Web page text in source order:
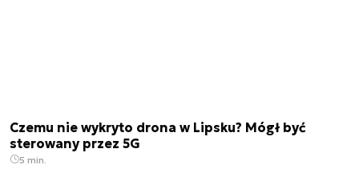
Czemu nie wykryto drona w Lipsku? Mógł być
sterowany przez 5G
5 min.